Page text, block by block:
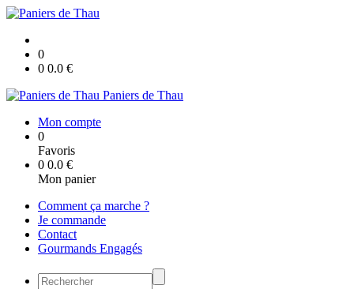
0
0 0.0 €
Paniers de Thau
Mon compte
0
Favoris
0 0.0 €
Mon panier
Comment ça marche ?
Je commande
Contact
Gourmands Engagés